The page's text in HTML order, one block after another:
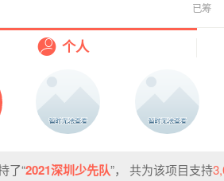
已筹
个人
了“2021深圳少先队”， 共为该项目支持